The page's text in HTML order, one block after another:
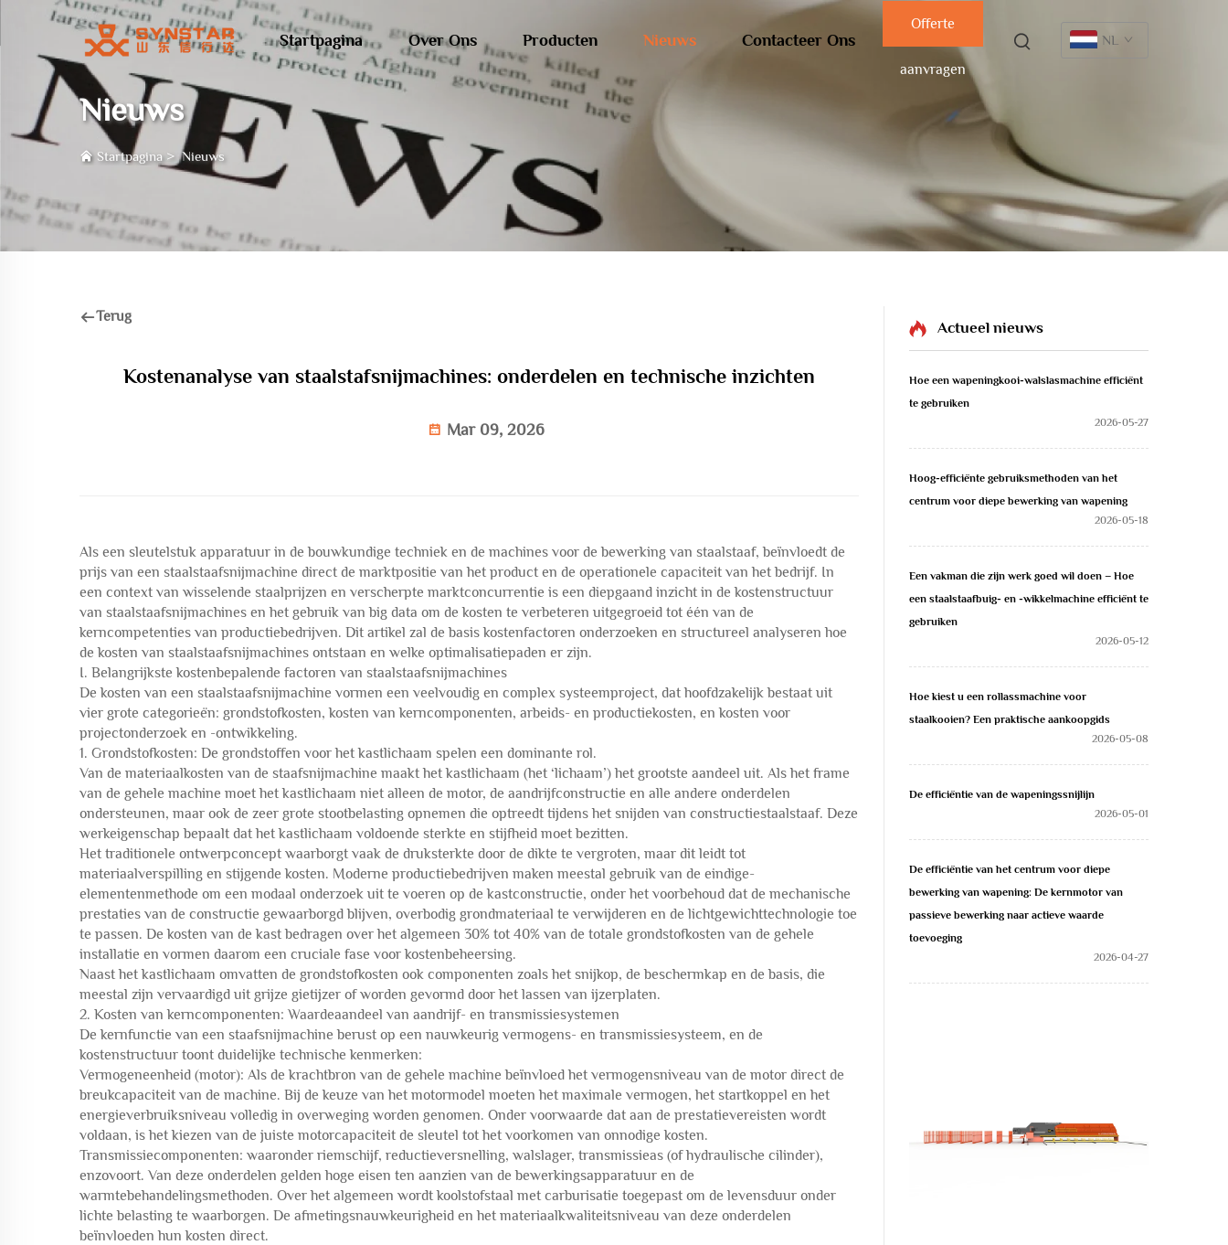
Startpagina Over Ons Producten Nieuws Contacteer Ons
Offerte
aanvragen
NL
Nieuws
Startpagina>Nieuws
Terug
Kostenanalyse van staalstafsnijmachines: onderdelen en technische inzichten
Mar 09, 2026
Als een sleutelstuk apparatuur in de bouwkundige techniek en de machines voor de bewerking van staalstaaf, beïnvloedt de
prijs van een staalstaafsnijmachine direct de marktpositie van het product en de operationele capaciteit van het bedrijf. In
een context van wisselende staalprijzen en verscherpte marktconcurrentie is een diepgaand inzicht in de kostenstructuur
van staalstaafsnijmachines en het gebruik van big data om de kosten te verbeteren uitgegroeid tot één van de
kerncompetenties van productiebedrijven. Dit artikel zal de basis kostenfactoren onderzoeken en structureel analyseren hoe
de kosten van staalstaafsnijmachines ontstaan en welke optimalisatiepaden er zijn.
I. Belangrijkste kostenbepalende factoren van staalstaafsnijmachines
De kosten van een staalstaafsnijmachine vormen een veelvoudig en complex systeemproject, dat hoofdzakelijk bestaat uit
vier grote categorieën: grondstofkosten, kosten van kerncomponenten, arbeids- en productiekosten, en kosten voor
projectonderzoek en -ontwikkeling.
1. Grondstofkosten: De grondstoffen voor het kastlichaam spelen een dominante rol.
Van de materiaalkosten van de staafsnijmachine maakt het kastlichaam (het ‘lichaam’) het grootste aandeel uit. Als het frame
van de gehele machine moet het kastlichaam niet alleen de motor, de aandrijfconstructie en alle andere onderdelen
ondersteunen, maar ook de zeer grote stootbelasting opnemen die optreedt tijdens het snijden van constructiestaalstaaf. Deze
werkeigenschap bepaalt dat het kastlichaam voldoende sterkte en stijfheid moet bezitten.
Het traditionele ontwerpconcept waarborgt vaak de druksterkte door de dikte te vergroten, maar dit leidt tot
materiaalverspilling en stijgende kosten. Moderne productiebedrijven maken meestal gebruik van de eindige-
elementenmethode om een modaal onderzoek uit te voeren op de kastconstructie, onder het voorbehoud dat de mechanische
prestaties van de constructie gewaarborgd blijven, overbodig grondmateriaal te verwijderen en de lichtgewichttechnologie toe
te passen. De kosten van de kast bedragen over het algemeen 30% tot 40% van de totale grondstofkosten van de gehele
installatie en vormen daarom een cruciale fase voor kostenbeheersing.
Naast het kastlichaam omvatten de grondstofkosten ook componenten zoals het snijkop, de beschermkap en de basis, die
meestal zijn vervaardigd uit grijze gietijzer of worden gevormd door het lassen van ijzerplaten.
2. Kosten van kerncomponenten: Waardeaandeel van aandrijf- en transmissiesystemen
De kernfunctie van een staafsnijmachine berust op een nauwkeurig vermogens- en transmissiesysteem, en de
kostenstructuur toont duidelijke technische kenmerken:
Vermogeneenheid (motor): Als de krachtbron van de gehele machine beïnvloed het vermogensniveau van de motor direct de
breukcapaciteit van de machine. Bij de keuze van het motormodel moeten het maximale vermogen, het startkoppel en het
energieverbruiksniveau volledig in overweging worden genomen. Onder voorwaarde dat aan de prestatievereisten wordt
voldaan, is het kiezen van de juiste motorcapaciteit de sleutel tot het voorkomen van onnodige kosten.
Transmissiecomponenten: waaronder riemschijf, reductieversnelling, walslager, transmissieas (of hydraulische cilinder),
enzovoort. Van deze onderdelen gelden hoge eisen ten aanzien van de bewerkingsapparatuur en de
warmtebehandelingsmethoden. Over het algemeen wordt koolstofstaal met carburisatie toegepast om de levensduur onder
lichte belasting te waarborgen. De afmetingsnauwkeurigheid en het materiaalkwaliteitsniveau van deze onderdelen
beïnvloeden hun kosten direct.
Actueel nieuws
Hoe een wapeningkooi-walslasmachine efficiënt
te gebruiken
2026-05-27
Hoog-efficiënte gebruiksmethoden van het
centrum voor diepe bewerking van wapening
2026-05-18
Een vakman die zijn werk goed wil doen – Hoe
een staalstaafbuig- en -wikkelmachine efficiënt te
gebruiken
2026-05-12
Hoe kiest u een rollassmachine voor
staalkooien? Een praktische aankoopgids
2026-05-08
De efficiëntie van de wapeningssnijlijn
2026-05-01
De efficiëntie van het centrum voor diepe
bewerking van wapening: De kernmotor van
passieve bewerking naar actieve waarde
toevoeging
2026-04-27